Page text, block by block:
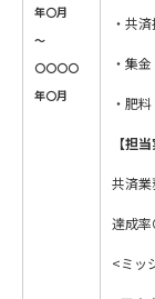
年〇月
～
〇〇〇〇
年〇月
・共
・集金
・肥
【担
共済
達成率
<ミッ